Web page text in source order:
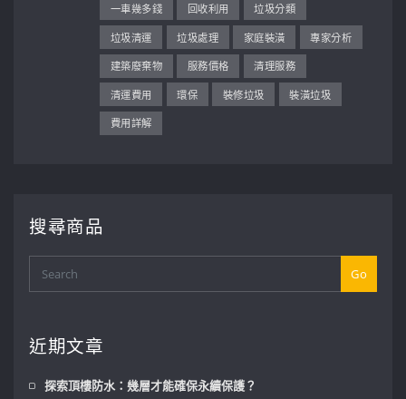
一車幾多錢 回收利用 垃圾分類
垃圾清運 垃圾處理 家庭裝潢 專家分析
建築廢棄物 服務價格 清理服務
清運費用 環保 裝修垃圾 裝潢垃圾
費用詳解
搜尋商品
Go
近期文章
探索頂樓防水：幾層才能確保永續保護？